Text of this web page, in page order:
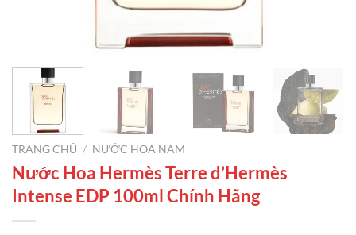
TRANG CHỦ / NƯỚC HOA NAM
Nước Hoa Hermès Terre d’Hermès
Intense EDP 100ml Chính Hãng